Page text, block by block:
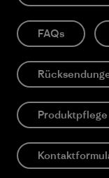
FAQs
Produktpflege